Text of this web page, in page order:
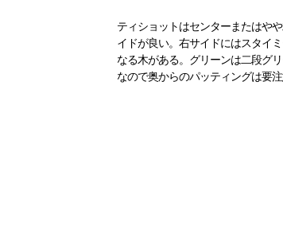
ティショットはセンターまたはや
イドが良い。右サイドにはスタイ
なる木がある。グリーンは二段グ
なので奥からのパッティングは要注